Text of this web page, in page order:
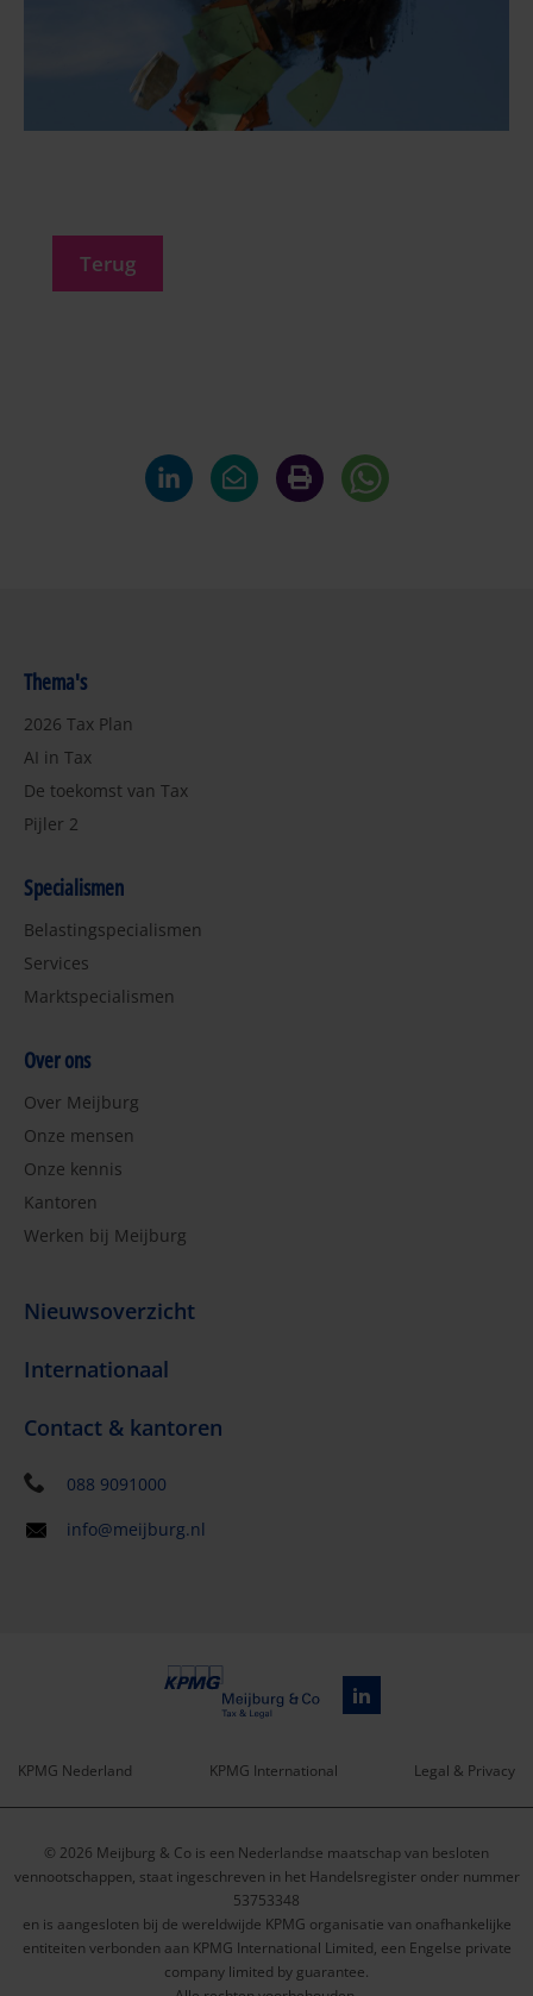
Terug
Thema's
2026 Tax Plan
AI in Tax
De toekomst van Tax
Pijler 2
Specialismen
Belastingspecialismen
Services
Marktspecialismen
Over ons
Over Meijburg
Onze mensen
Onze kennis
Kantoren
Werken bij Meijburg
Nieuwsoverzicht
Internationaal
Contact & kantoren
088 9091000
info@meijburg.nl
Service
menu
KPMG Nederland KPMG International Legal & Privacy
© 2026 Meijburg & Co is een Nederlandse maatschap van besloten
vennootschappen, staat ingeschreven in het Handelsregister onder nummer
53753348
en is aangesloten bij de wereldwijde KPMG organisatie van onafhankelijke
entiteiten verbonden aan KPMG International Limited, een Engelse private
company limited by guarantee.